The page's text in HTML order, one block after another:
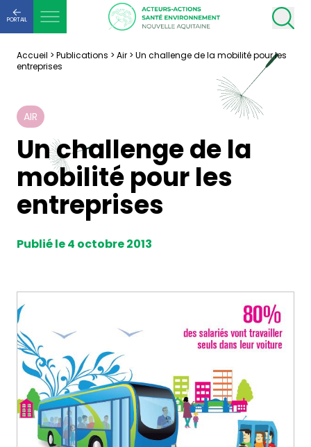
PORTAIL
Accueil > Publications > Air > Un challenge de la mobilité pour les
entreprises
AIR
Un challenge de la
mobilité pour les
entreprises
Publié le 4 octobre 2013